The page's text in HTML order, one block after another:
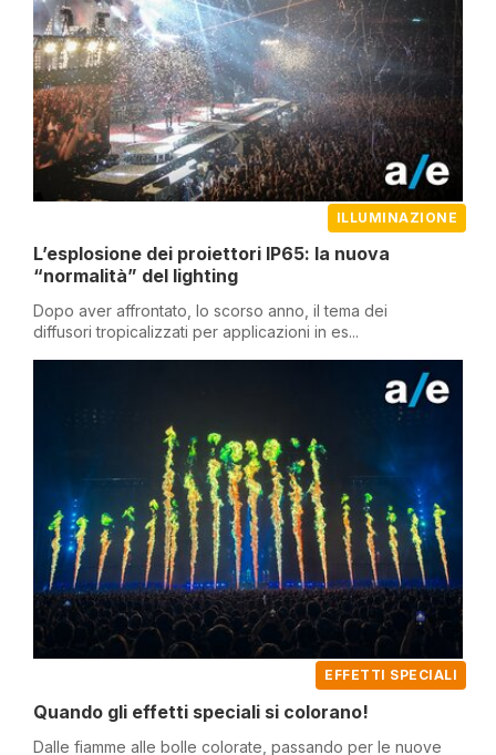
ILLUMINAZIONE
L’esplosione dei proiettori IP65: la nuova
“normalità” del lighting
Dopo aver affrontato, lo scorso anno, il tema dei
diffusori tropicalizzati per applicazioni in es...
EFFETTI SPECIALI
Quando gli effetti speciali si colorano!
Dalle fiamme alle bolle colorate, passando per le nuove